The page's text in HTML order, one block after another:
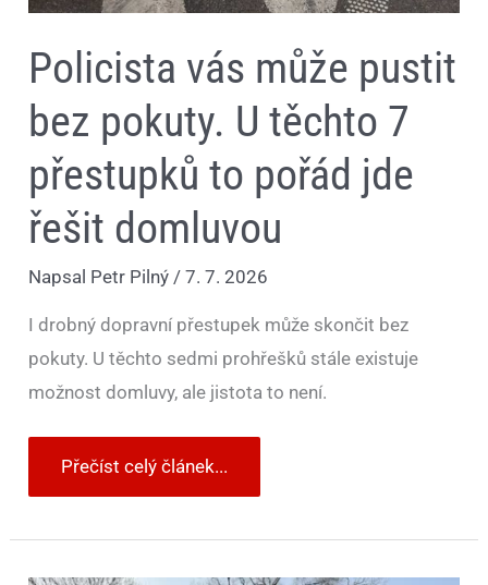
Policista vás může pustit
bez pokuty. U těchto 7
přestupků to pořád jde
řešit domluvou
Napsal Petr Pilný /7. 7. 2026
I drobný dopravní přestupek může skončit bez
pokuty. U těchto sedmi prohřešků stále existuje
možnost domluvy, ale jistota to není.
Přečíst celý článek...